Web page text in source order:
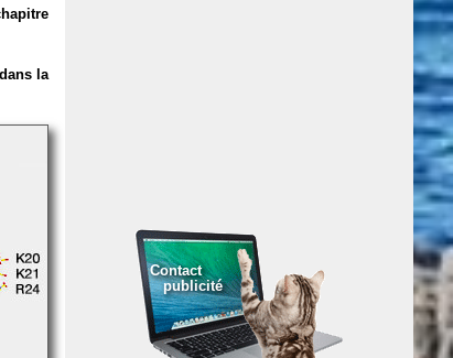
la
Contact
publicité